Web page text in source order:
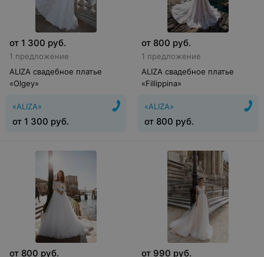
от 1 300 руб.
1 предложение
ALIZA свадебное платье
«Olgey»
«ALIZA»
от 1 300 руб.
от 800 руб.
1 предложение
ALIZA свадебное платье
«Fillippina»
«ALIZA»
от 800 руб.
от 800 руб. от 990 руб.